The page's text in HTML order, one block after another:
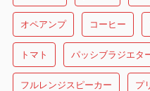
オペアンプ コーヒー
トマト パッシブラジエタ
フルレンジスピーカー プ